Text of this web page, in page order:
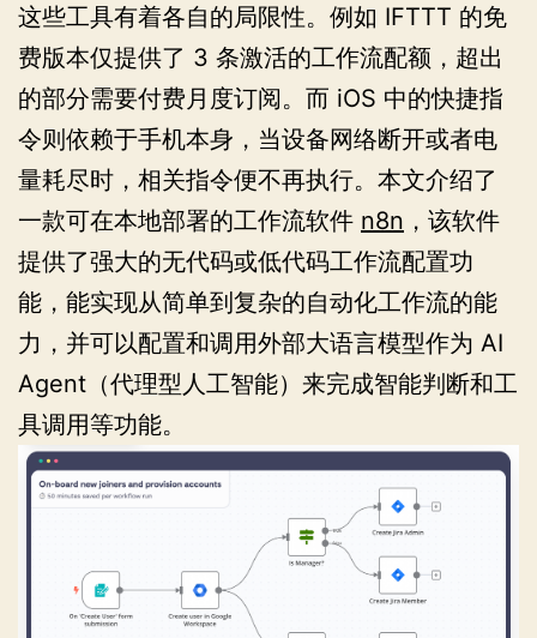
这些工具有着各自的局限性。例如 IFTTT 的免
费版本仅提供了 3 条激活的工作流配额，超出
的部分需要付费月度订阅。而 iOS 中的快捷指
令则依赖于手机本身，当设备网络断开或者电
量耗尽时，相关指令便不再执行。本文介绍了
一款可在本地部署的工作流软件 n8n ，该软件
提供了强大的无代码或低代码工作流配置功
能，能实现从简单到复杂的自动化工作流的能
力，并可以配置和调用外部大语言模型作为 AI
Agent（代理型人工智能）来完成智能判断和工
具调用等功能。